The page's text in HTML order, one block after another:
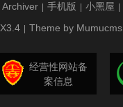
Archiver 手机版 小黑屋
X3.4 Theme by Mumucms
经营性网站备
案信息